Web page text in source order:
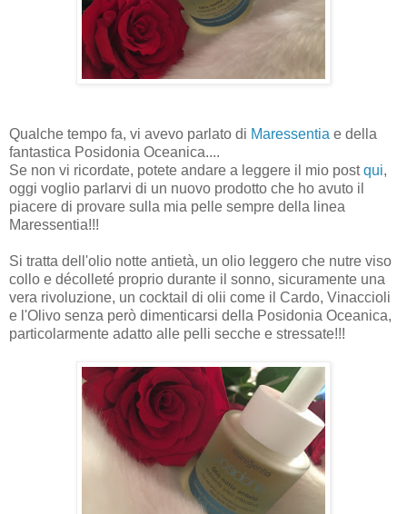
Qualche tempo fa, vi avevo parlato di Maressentia e della
fantastica Posidonia Oceanica....
Se non vi ricordate, potete andare a leggere il mio postqui,
oggi voglio parlarvi di un nuovo prodotto che ho avuto il
piacere di provare sulla mia pelle sempre della linea
Maressentia!!!
Si tratta dell'olio notte antietà, un olio leggero che nutre viso
collo e décolleté proprio durante il sonno, sicuramente una
vera rivoluzione, un cocktail di olii come il Cardo, Vinaccioli
e l'Olivo senza però dimenticarsi della Posidonia Oceanica,
particolarmente adatto alle pelli secche e stressate!!!